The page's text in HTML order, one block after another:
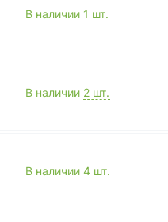
В наличии 1 шт.
В наличии 2 шт.
В наличии 4 шт.